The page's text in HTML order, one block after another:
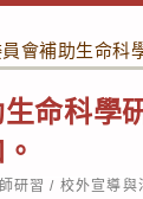
會補助生命科
命科學
研習 / 校外宣導與